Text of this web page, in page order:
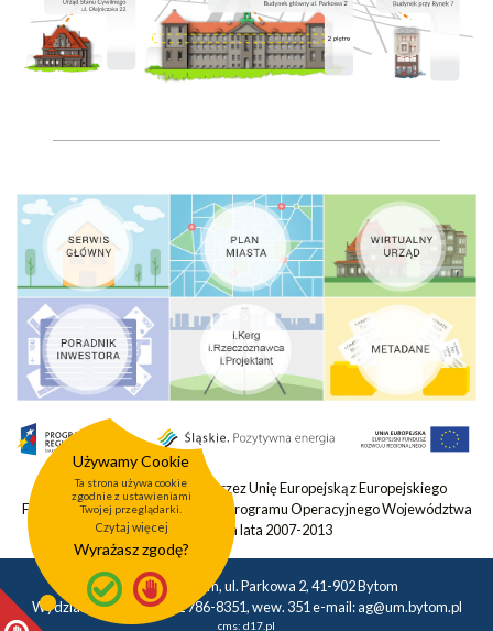
Projekt współfinansowany przez Unię Europejską z Europejskiego
Funduszu Rozwoju Regionalnego Programu Operacyjnego Województwa
Śląskiego na lata 2007-2013
Urząd Miasta Bytom, ul. Parkowa 2, 41-902 Bytom
Wydział Geodezji tel.: 32 786-8351, wew. 351 e-mail:ag@um.bytom.pl
cms: d17.pl
Używamy Cookie
Ta strona używa cookie
zgodnie z ustawieniami
Twojej przeglądarki.
Czytaj więcej
Wyrażasz zgodę?